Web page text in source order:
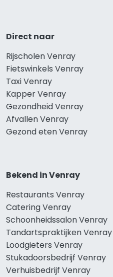
Direct naar
Rijscholen Venray
Fietswinkels Venray
Taxi Venray
Kapper Venray
Gezondheid Venray
Afvallen Venray
Gezond eten Venray
Bekend in Venray
Restaurants Venray
Catering Venray
Schoonheidssalon Venray
Tandartspraktijken Venray
Loodgieters Venray
Stukadoorsbedrijf Venray
Verhuisbedrijf Venray